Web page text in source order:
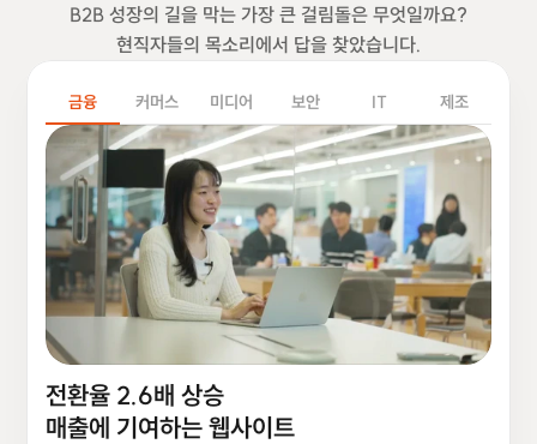
B2B 성장의 길을 막는 가장 큰 걸림돌은 무엇일까요?
현직자들의 목소리에서 답을 찾았습니다.
금융 커머스 미디어 보안 IT 제조
전환율 2.6배 상승
매출에 기여하는 웹사이트